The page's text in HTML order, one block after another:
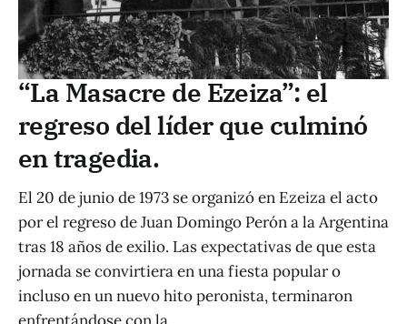
“La Masacre de Ezeiza”: el
regreso del líder que culminó
en tragedia.
El 20 de junio de 1973 se organizó en Ezeiza el acto
por el regreso de Juan Domingo Perón a la Argentina
tras 18 años de exilio. Las expectativas de que esta
jornada se convirtiera en una fiesta popular o
incluso en un nuevo hito peronista, terminaron